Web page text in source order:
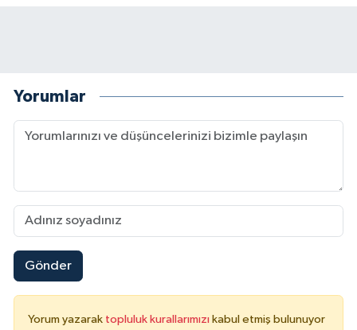
Yorumlar
Gönder
Yorum yazarak topluluk kurallarımızı kabul etmiş bulunuyor